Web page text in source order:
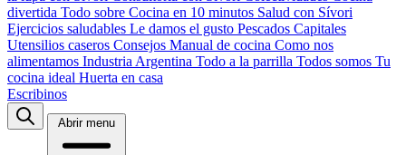
divertida Todo sobre Cocina en 10 minutos Salud con Sívori
Ejercicios saludables Le damos el gusto Pescados Capitales
Utensilios caseros Consejos Manual de cocina Como nos
alimentamos Industria Argentina Todo a la parrilla Todos somos Tu
cocina ideal Huerta en casa
Escribinos
Abrir menu